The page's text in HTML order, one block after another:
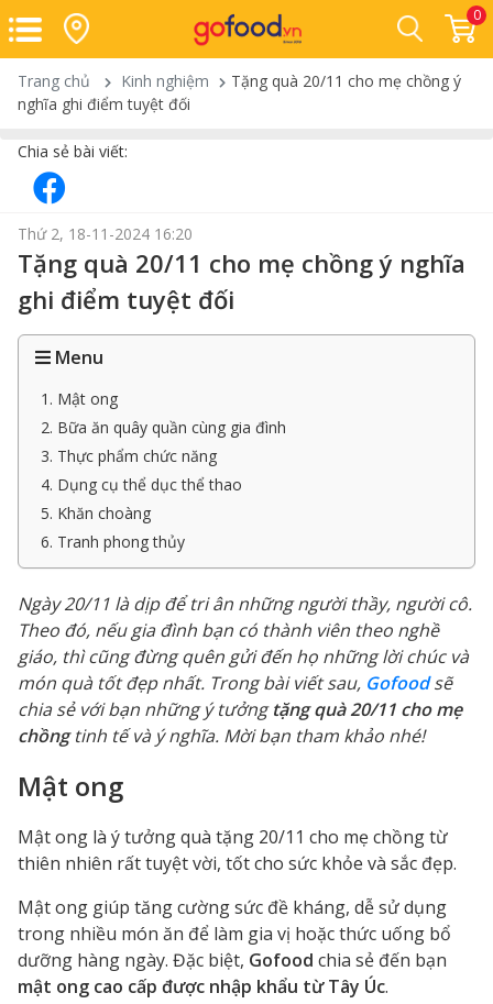
0
Trang chủ Kinh nghiệm
Tặng quà 20/11 cho mẹ chồng ý
nghĩa ghi điểm tuyệt đối
Chia sẻ bài viết:
Thứ 2, 18-11-2024 16:20
Tặng quà 20/11 cho mẹ chồng ý nghĩa
ghi điểm tuyệt đối
Menu
1. Mật ong
2. Bữa ăn quây quần cùng gia đình
3. Thực phẩm chức năng
4. Dụng cụ thể dục thể thao
5. Khăn choàng
6. Tranh phong thủy
Ngày 20/11 là dịp để tri ân những người thầy, người cô.
Theo đó, nếu gia đình bạn có thành viên theo nghề
giáo, thì cũng đừng quên gửi đến họ những lời chúc và
món quà tốt đẹp nhất. Trong bài viết sau, Gofoodsẽ
chia sẻ với bạn những ý tưởngtặng quà 20/11 cho mẹ
chồngtinh tế và ý nghĩa. Mời bạn tham khảo nhé!
Mật ong
Mật ong là ý tưởng quà tặng 20/11 cho mẹ chồng từ
thiên nhiên rất tuyệt vời, tốt cho sức khỏe và sắc đẹp.
Mật ong giúp tăng cường sức đề kháng, dễ sử dụng
trong nhiều món ăn để làm gia vị hoặc thức uống bổ
dưỡng hàng ngày. Đặc biệt, Gofood chia sẻ đến bạn
mật ong cao cấp được nhập khẩu từ Tây Úc.